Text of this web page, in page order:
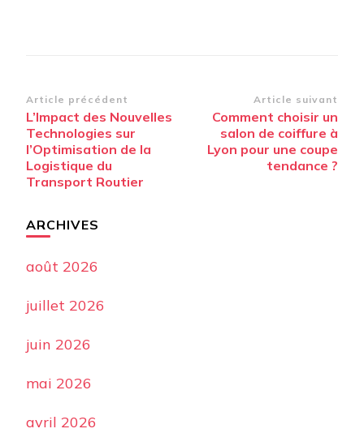
Navigation
d’article
Article précédent
L’Impact des Nouvelles
Technologies sur
l’Optimisation de la
Logistique du
Transport Routier
Article suivant
Comment choisir un
salon de coiffure à
Lyon pour une coupe
tendance ?
ARCHIVES
août 2026
juillet 2026
juin 2026
mai 2026
avril 2026